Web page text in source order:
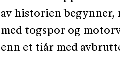
av historien begynner,
med togspor og
enn et tiår med